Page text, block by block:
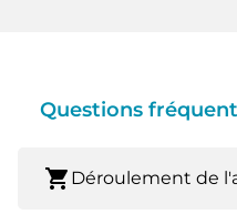
Questions
shopping_cart Déroulement de